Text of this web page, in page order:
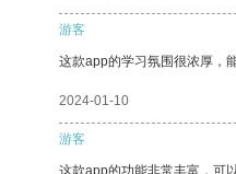
游客
这款app的学习氛围很浓厚，
2024-01-10
游客
这款app的功能非常丰富，可